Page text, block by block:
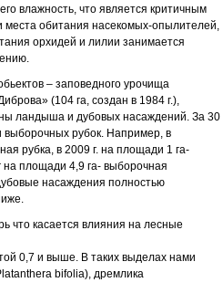
влажность, что является критичным
места обитания насекомых-опылителей,
орхидей и лилии занимается
– заповедного урочища
(104 га, создан в 1984 г.),
ландыша и дубовых насаждений. За 30
выборочных рубок. Например, в
рубка, в 2009 г. на площади 1 га-
на площади 4,9 га- выборочная
насаждения полностью
что касается влияния на лесные
0,7 и выше. В таких выделах нами
bifolia), дремлика